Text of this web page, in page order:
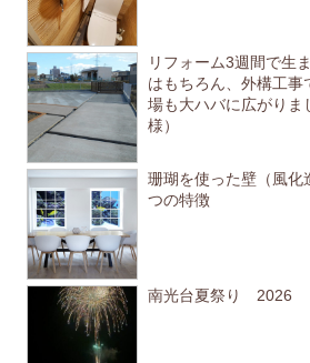
リフォーム3週間で生
はもちろん、外構工事
場も大ハバに広がり
様）
珊瑚を使った壁（風化
つの特徴
南光台夏祭り 2026